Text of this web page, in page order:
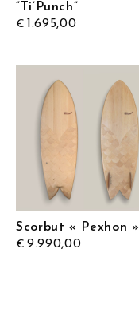
“Ti’Punch”
€ 1.695,00
Scorbut « Pexhon »
€ 9.990,00